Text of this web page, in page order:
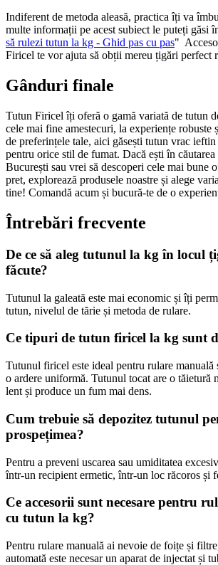
Indiferent de metoda aleasă, practica îți va
multe informații pe acest subiect le puteți găsi
să rulezi tutun la kg - Ghid pas cu pas"
Firicel te vor ajuta să obții mereu țigări perfect
Gânduri finale
Tutun Firicel îți oferă o gamă variată de tutun
cele mai fine amestecuri, la experiențe robuste
de preferințele tale, aici găsești tutun vrac
pentru orice stil de fumat. Dacă ești în
București sau vrei să descoperi cele mai bune
pret, explorează produsele noastre și alege
tine! Comandă acum și bucură-te de o
Întrebări frecvente
De ce să aleg tutunul la kg în locul
făcute?
Tutunul la galeată este mai economic și îți
tutun, nivelul de tărie și metoda de rulare.
Ce tipuri de tutun firicel la kg sunt
Tutunul firicel este ideal pentru rulare manuală
o ardere uniformă. Tutunul tocat are o tăietură
lent și produce un fum mai dens.
Cum trebuie să depozitez tutunul
prospețimea?
Pentru a preveni uscarea sau umiditatea
într-un recipient ermetic, într-un loc răcoros și
Ce accesorii sunt necesare pentru
cu tutun la kg?
Pentru rulare manuală ai nevoie de foițe și
automată este necesar un aparat de injectat și